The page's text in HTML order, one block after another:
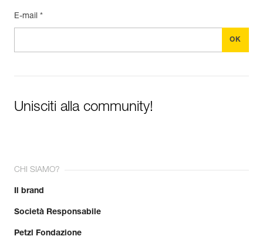
Per saperne di più
E-mail *
Unisciti alla community!
CHI SIAMO?
Il brand
Società Responsabile
Petzl Fondazione